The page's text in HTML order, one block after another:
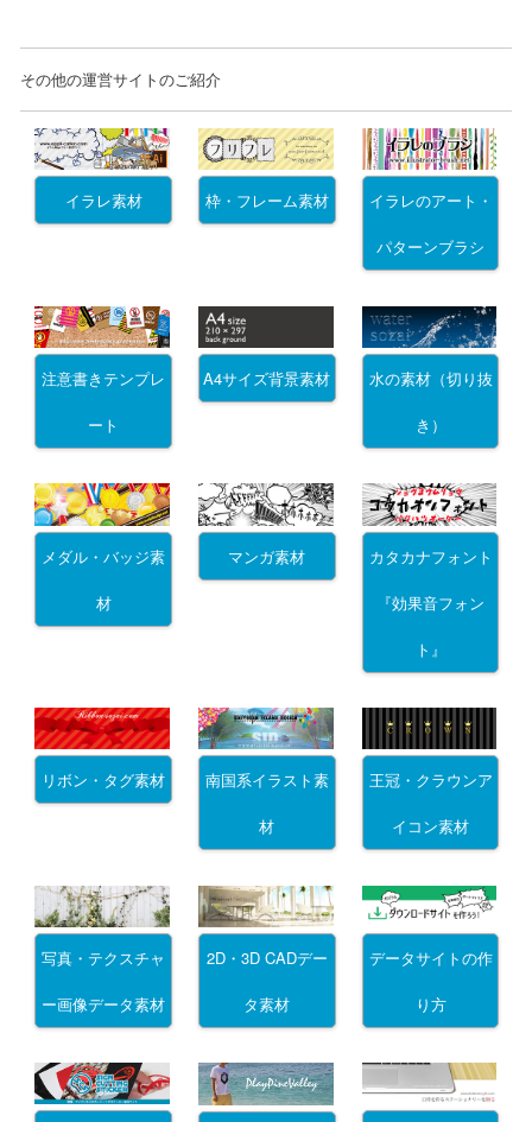
その他の運営サイトのご紹介
イラレ素材 枠・フレーム素材 イラレのアート・
パターンブラシ
注意書きテンプレ
ート
A4サイズ背景素材 水の素材（切り抜
き）
メダル・バッジ素
材
マンガ素材 カタカナフォント
『効果音フォン
ト』
リボン・タグ素材 南国系イラスト素
材
王冠・クラウンア
イコン素材
写真・テクスチャ
ー画像データ素材
2D・3D CADデー
タ素材
データサイトの作
り方